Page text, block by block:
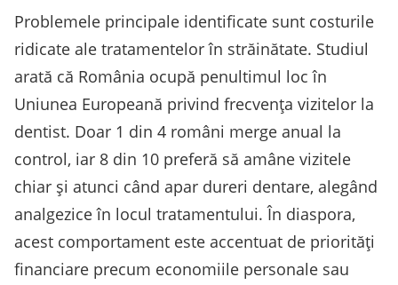
Problemele principale identificate sunt costurile
ridicate ale tratamentelor în străinătate. Studiul
arată că România ocupă penultimul loc în
Uniunea Europeană privind frecvența vizitelor la
dentist. Doar 1 din 4 români merge anual la
control, iar 8 din 10 preferă să amâne vizitele
chiar și atunci când apar dureri dentare, alegând
analgezice în locul tratamentului. În diaspora,
acest comportament este accentuat de priorități
financiare precum economiile personale sau